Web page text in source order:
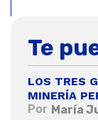
Te
LOS TRES
MINERÍA
Por María